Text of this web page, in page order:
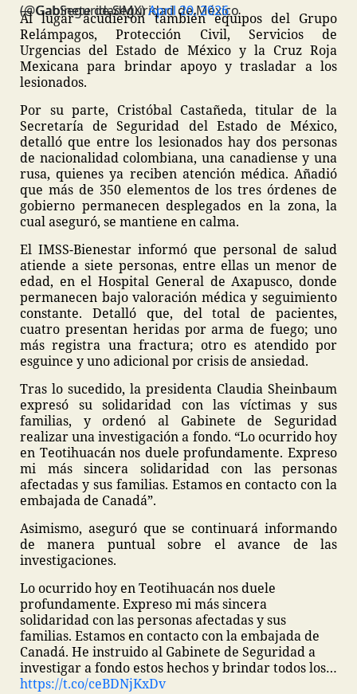
— Gabinete de Seguridad de México (@GabSeguridadMX)April 20, 2026
Al lugar acudieron también equipos del Grupo
Relámpagos, Protección Civil, Servicios de
Urgencias del Estado de México y la Cruz Roja
Mexicana para brindar apoyo y trasladar a los
lesionados.
Por su parte, Cristóbal Castañeda, titular de la
Secretaría de Seguridad del Estado de México,
detalló que entre los lesionados hay dos personas
de nacionalidad colombiana, una canadiense y una
rusa, quienes ya reciben atención médica. Añadió
que más de 350 elementos de los tres órdenes de
gobierno permanecen desplegados en la zona, la
cual aseguró, se mantiene en calma.
El IMSS-Bienestar informó que personal de salud
atiende a siete personas, entre ellas un menor de
edad, en el Hospital General de Axapusco, donde
permanecen bajo valoración médica y seguimiento
constante. Detalló que, del total de pacientes,
cuatro presentan heridas por arma de fuego; uno
más registra una fractura; otro es atendido por
esguince y uno adicional por crisis de ansiedad.
Tras lo sucedido, la presidenta Claudia Sheinbaum
expresó su solidaridad con las víctimas y sus
familias, y ordenó al Gabinete de Seguridad
realizar una investigación a fondo. “Lo ocurrido hoy
en Teotihuacán nos duele profundamente. Expreso
mi más sincera solidaridad con las personas
afectadas y sus familias. Estamos en contacto con la
embajada de Canadá”.
Asimismo, aseguró que se continuará informando
de manera puntual sobre el avance de las
investigaciones.
Lo ocurrido hoy en Teotihuacán nos duele
profundamente. Expreso mi más sincera
solidaridad con las personas afectadas y sus
familias. Estamos en contacto con la embajada de
Canadá. He instruido al Gabinete de Seguridad a
investigar a fondo estos hechos y brindar todos los…
https://t.co/ceBDNjKxDv